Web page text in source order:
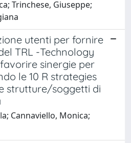
Trinchese, Giuseppe;
utenti per fornire
TRL -Technology
sinergie per
le 10 R strategies
strutture/soggetti di
Cannaviello, Monica;